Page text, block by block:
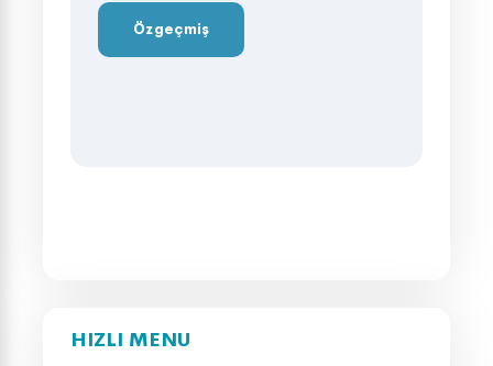
HIZLI MENU
Özgeçmiş